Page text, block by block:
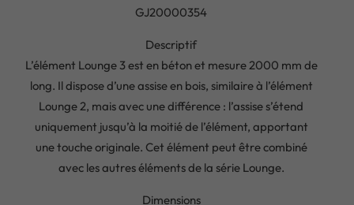
GJ20000354
Descriptif
L’élément Lounge 3 est en béton et mesure 2000 mm de
long. Il dispose d’une assise en bois, similaire à l’élément
Lounge 2, mais avec une différence : l’assise s’étend
uniquement jusqu’à la moitié de l’élément, apportant
une touche originale. Cet élément peut être combiné
avec les autres éléments de la série Lounge.
Dimensions